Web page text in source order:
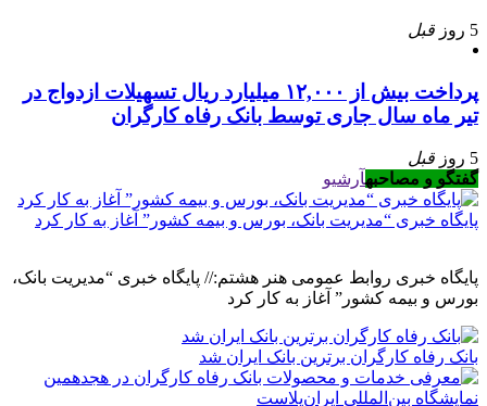
5 روز قبل
پرداخت بیش از ۱۲,۰۰۰ میلیارد ریال تسهیلات ازدواج در
تیر ماه سال جاری توسط بانک رفاه کارگران
5 روز
قبل
گفتگو و مصاحبهآرشیو
پایگاه خبری “مدیریت بانک، بورس و بیمه کشور” آغاز به کار کرد
پایگاه خبری روابط عمومی هنر هشتم:// پایگاه خبری “مدیریت بانک،
بورس و بیمه کشور” آغاز به کار کرد
بانک رفاه کارگران برترین بانک ایران شد